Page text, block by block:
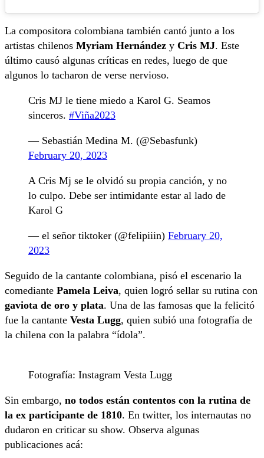
La compositora colombiana también cantó junto a los
artistas chilenos Myriam Hernández y Cris MJ. Este
último causó algunas críticas en redes, luego de que
algunos lo tacharon de verse nervioso.
Cris MJ le tiene miedo a Karol G. Seamos
sinceros. #Viña2023
— Sebastián Medina M. (@Sebasfunk)
February 20, 2023
A Cris Mj se le olvidó su propia canción, y no
lo culpo. Debe ser intimidante estar al lado de
Karol G
— el señor tiktoker (@felipiiin) February 20,
2023
Seguido de la cantante colombiana, pisó el escenario la
comediante Pamela Leiva, quien logró sellar su rutina con
gaviota de oro y plata. Una de las famosas que la felicitó
fue la cantante Vesta Lugg, quien subió una fotografía de
la chilena con la palabra “ídola”.
Fotografía: Instagram Vesta Lugg
Sin embargo, no todos están contentos con la rutina de
la ex participante de 1810. En twitter, los internautas no
dudaron en criticar su show. Observa algunas
publicaciones acá: